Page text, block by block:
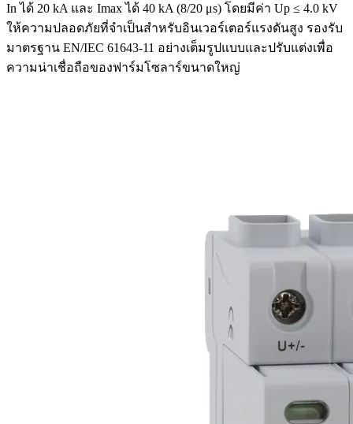
In ได้ 20 kA และ Imax ได้ 40 kA (8/20 μs) โดยมีค่า Up ≤ 4.0 kV
ให้ความปลอดภัยที่จำเป็นสำหรับอินเวอร์เตอร์แรงดันสูง รองรับ
มาตรฐาน EN/IEC 61643-11 อย่างเต็มรูปแบบและปรับแต่งเพื่อ
ความน่าเชื่อถือของฟาร์มโซลาร์ขนาดใหญ่